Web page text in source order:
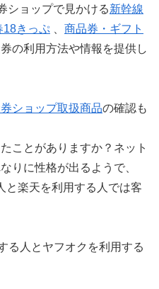
ショップで見かける新幹線
18きっぷ
商品券・ギフト
の利用方法や情報を提供し
ショップ取扱商品の確認も
ことがありますか？ネット
りに性格が出るようで、
と楽天を利用する人では客
る人とヤフオクを利用する